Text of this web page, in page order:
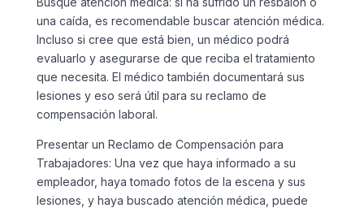
una caída, es recomendable buscar atención médica.
Incluso si cree que está bien, un médico podrá
evaluarlo y asegurarse de que reciba el tratamiento
que necesita. El médico también documentará sus
lesiones y eso será útil para su reclamo de
compensación laboral.
Presentar un Reclamo de Compensación para
Trabajadores: Una vez que haya informado a su
empleador, haya tomado fotos de la escena y sus
lesiones, y haya buscado atención médica, puede